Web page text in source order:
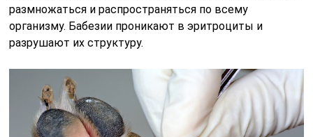
размножаться и распространяться по всему
организму. Бабезии проникают в эритроциты и
разрушают их структуру.